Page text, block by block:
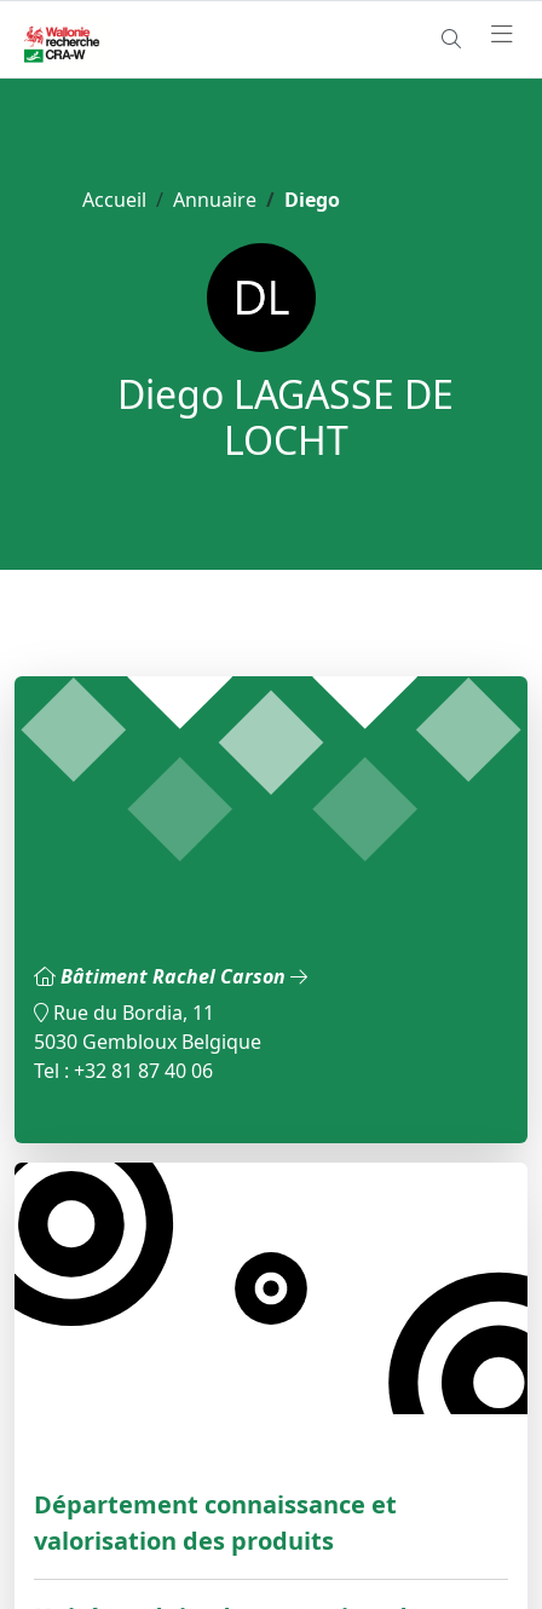
Accueil Annuaire Diego
Diego LAGASSE DE
LOCHT
Bâtiment Rachel Carson
Rue du Bordia, 11
5030 Gembloux Belgique
Tel : +32 81 87 40 06
Département connaissance et
valorisation des produits